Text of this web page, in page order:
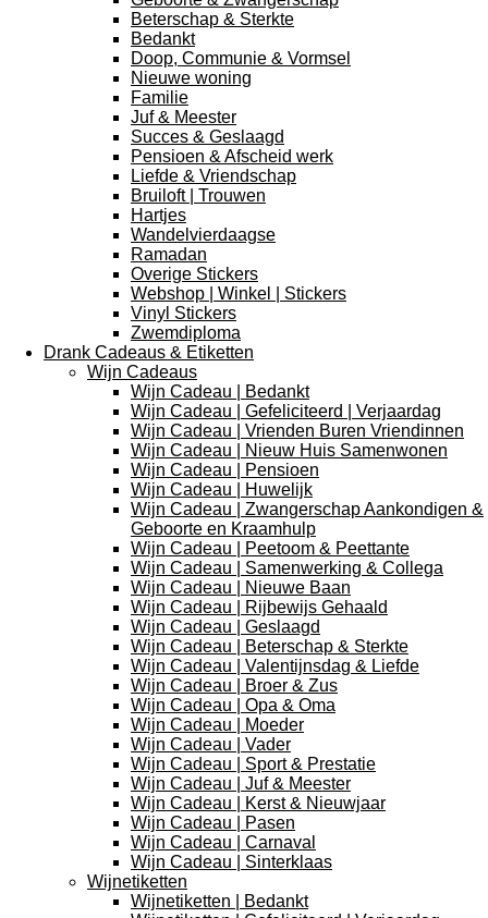
Beterschap & Sterkte
Bedankt
Doop, Communie & Vormsel
Nieuwe woning
Familie
Juf & Meester
Succes & Geslaagd
Pensioen & Afscheid werk
Liefde & Vriendschap
Bruiloft | Trouwen
Hartjes
Wandelvierdaagse
Ramadan
Overige Stickers
Webshop | Winkel | Stickers
Vinyl Stickers
Zwemdiploma
Drank Cadeaus & Etiketten
Wijn Cadeaus
Wijn Cadeau | Bedankt
Wijn Cadeau | Gefeliciteerd | Verjaardag
Wijn Cadeau | Vrienden Buren Vriendinnen
Wijn Cadeau | Nieuw Huis Samenwonen
Wijn Cadeau | Pensioen
Wijn Cadeau | Huwelijk
Wijn Cadeau | Zwangerschap Aankondigen &
Geboorte en Kraamhulp
Wijn Cadeau | Peetoom & Peettante
Wijn Cadeau | Samenwerking & Collega
Wijn Cadeau | Nieuwe Baan
Wijn Cadeau | Rijbewijs Gehaald
Wijn Cadeau | Geslaagd
Wijn Cadeau | Beterschap & Sterkte
Wijn Cadeau | Valentijnsdag & Liefde
Wijn Cadeau | Broer & Zus
Wijn Cadeau | Opa & Oma
Wijn Cadeau | Moeder
Wijn Cadeau | Vader
Wijn Cadeau | Sport & Prestatie
Wijn Cadeau | Juf & Meester
Wijn Cadeau | Kerst & Nieuwjaar
Wijn Cadeau | Pasen
Wijn Cadeau | Carnaval
Wijn Cadeau | Sinterklaas
Wijnetiketten
Wijnetiketten | Bedankt